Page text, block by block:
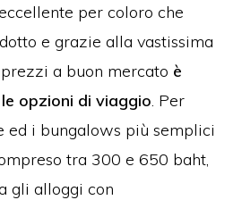
per coloro che
e grazie alla vastissima
a buon mercato è
opzioni di viaggio. Per
ed i bungalows più semplici
tra 300 e 650 baht,
gli alloggi con